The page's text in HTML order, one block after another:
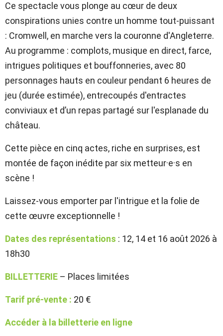
Ce spectacle vous plonge au cœur de deux
conspirations unies contre un homme tout-puissant
: Cromwell, en marche vers la couronne d'Angleterre.
Au programme : complots, musique en direct, farce,
intrigues politiques et bouffonneries, avec 80
personnages hauts en couleur pendant 6 heures de
jeu (durée estimée), entrecoupés d'entractes
conviviaux et d’un repas partagé sur l'esplanade du
château.
Cette pièce en cinq actes, riche en surprises, est
montée de façon inédite par six metteur·e·s en
scène !
Laissez-vous emporter par l'intrigue et la folie de
cette œuvre exceptionnelle !
Dates des représentations : 12, 14 et 16 août 2026 à
18h30
BILLETTERIE – Places limitées
Tarif pré-vente : 20 €
Accéder à la billetterie en ligne